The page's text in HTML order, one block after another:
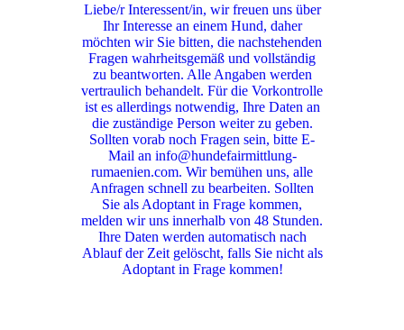
Liebe/r Interessent/in, wir freuen uns über
Ihr Interesse an einem Hund, daher
möchten wir Sie bitten, die nachstehenden
Fragen wahrheitsgemäß und vollständig
zu beantworten. Alle Angaben werden
vertraulich behandelt. Für die Vorkontrolle
ist es allerdings notwendig, Ihre Daten an
die zuständige Person weiter zu geben.
Sollten vorab noch Fragen sein, bitte E-
Mail an info@hundefairmittlung-
rumaenien.com. Wir bemühen uns, alle
Anfragen schnell zu bearbeiten. Sollten
Sie als Adoptant in Frage kommen,
melden wir uns innerhalb von 48 Stunden.
Ihre Daten werden automatisch nach
Ablauf der Zeit gelöscht, falls Sie nicht als
Adoptant in Frage kommen!